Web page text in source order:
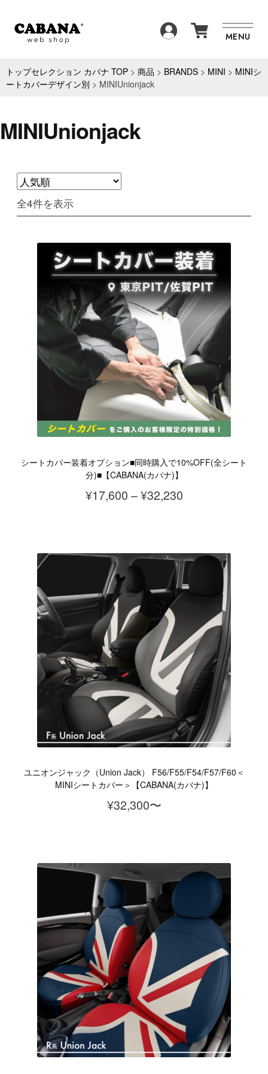
MENU
商品一覧
BRAND
NEWS
ABOUT
CONTACT
トップセレクション カバナ TOP > 商品 > BRANDS > MINI > MINIシ
ートカバーデザイン別 > MINIUnionjack
MINIUnionjack
全4件を表示人
気
シートカバー装着オプション■同時購入で10%OFF(全シート
分)■【CABANA(カバナ)】
¥17,600 –¥32,230価
–
¥32,230
商
に
は
複
数
の
バ
リ
エ
ー
シ
ン
が
あ
す。
オ
プ
シ
ョ
ン
は
商
品
ペ
ー
ジ
ユニオンジャック（Union Jack） F56/F55/F54/F57/F60＜
MINIシートカバー＞【CABANA(カバナ)】
¥32,300